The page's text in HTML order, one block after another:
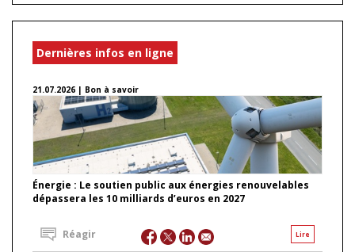
Dernières infos en ligne
21.07.2026 | Bon à savoir
Énergie : Le soutien public aux énergies renouvelables
dépassera les 10 milliards d’euros en 2027
Lire
Réagir